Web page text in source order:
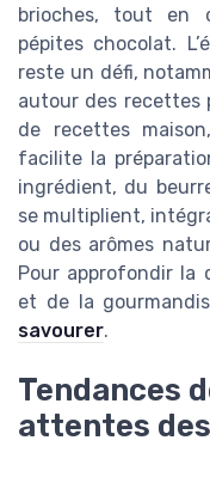
brioches, tout en
pépites chocolat.
reste un défi,
autour des recettes
de recettes
facilite la
ingrédient, du
se multiplient,
ou des arômes
Pour approfondir la
et de la
savourer.
Tendances
attentes